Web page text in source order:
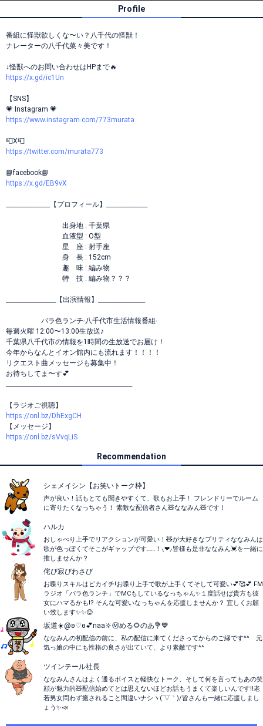
Profile
番組に怪獣欲しくな〜い？八千代の怪獣！
ナレーターの八千代菜々美です！
↓怪獣へのお問い合わせはHPまで🔥
https://x.gd/ic1Un
【SNS】
💗 Instagram 💗
https://www.instagram.com/773murata
📮X📮
https://twitter.com/murata773
📘facebook📘
https://x.gd/EB9vX
_______________【プロフィール】______________
出身地 : 千葉県
血液型 : O型
星 座 : 射手座
身 長 : 152cm
趣 味 : 編み物
特 技 : 編み物？？？
_________________【出演情報】________________
バラ色ランチ-八千代市生活情報番組-
毎週火曜 12:00〜13:00生放送♪
千葉県八千代市の情報を1時間の生放送でお届け！
今年からなんとイオン館内にも流れます！！！！
リクエスト曲メッセージも募集中！
お待ちしてま〜す💕
【ラジオご視聴】
https://onl.bz/DhExgCH
【メッセージ】
https://onl.bz/sVvqLiS
Recommendation
シェメイシン【お笑いトーク枠】
声が良い！話もとても聞きやすくて、歌もお上手！ フレンドリーでルーム
に寄りたくなっちゃう！ 素敵な配信者さん🧸ななみん🧸です！
ハルカ
おしゃべり上手でリアクションが可愛い！🧸が大好きなプリティななみんは
歌が色っぽくてそこがギャップです……！⸜❤︎⸝‍皆様も是非ななみん💓を一緒に
推しませんか？
侘び寂びわさび
お喋りスキルはピカイチ!お喋り上手で歌が上手くてそして可愛い💕🥰💕 FM
ラジオ「バラ色ランチ」でMCもしているなっちゃん✨１度話せば貴方も彼
女にハマるかも!? そんな可愛いなっちゃんを応援しませんか？ 宜しくお願
い致します✨✨😊
坂道☀️@ʚ♡ɞ💕naa🔆Ⓜ️める🌻のあ💐💙
ななみんの初配信の前に、私の配信に来てくださってからのご縁です^^ 元
気っ娘の中にも性格の良さが出ていて、より素敵です^^
ツインテール社長
ななみんさんはよく通るボイスと軽快なトーク、そして何を言ってもあの笑
顔が魅力的🧸配信始めてとは思えないほどお話もうまくて楽しいんです‼️老
若男女問わず癒されること間違いナシヽ(´▽｀)/皆さんも一緒に応援しまし
ょう✨📣